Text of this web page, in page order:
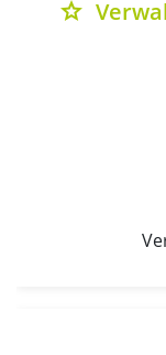
grade